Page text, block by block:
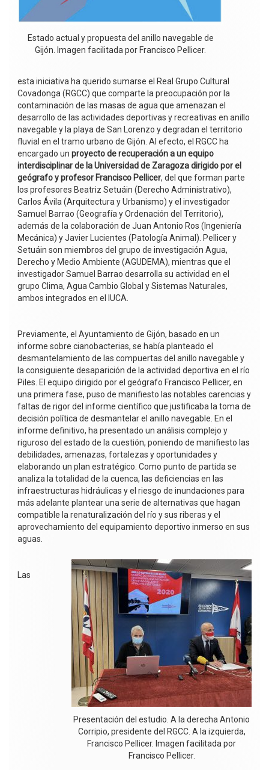
Estado actual y propuesta del anillo navegable de
Gijón. Imagen facilitada por Francisco Pellicer.
esta iniciativa ha querido sumarse el Real Grupo Cultural
Covadonga (RGCC) que comparte la preocupación por la
contaminación de las masas de agua que amenazan el
desarrollo de las actividades deportivas y recreativas en anillo
navegable y la playa de San Lorenzo y degradan el territorio
fluvial en el tramo urbano de Gijón. Al efecto, el RGCC ha
encargado un proyecto de recuperación a un equipo
interdisciplinar de la Universidad de Zaragoza dirigido por el
geógrafo y profesor Francisco Pellicer, del que forman parte
los profesores Beatriz Setuáin (Derecho Administrativo),
Carlos Ávila (Arquitectura y Urbanismo) y el investigador
Samuel Barrao (Geografía y Ordenación del Territorio),
además de la colaboración de Juan Antonio Ros (Ingeniería
Mecánica) y Javier Lucientes (Patología Animal). Pellicer y
Setuáin son miembros del grupo de investigación Agua,
Derecho y Medio Ambiente (AGUDEMA), mientras que el
investigador Samuel Barrao desarrolla su actividad en el
grupo Clima, Agua Cambio Global y Sistemas Naturales,
ambos integrados en el IUCA.
Previamente, el Ayuntamiento de Gijón, basado en un
informe sobre cianobacterias, se había planteado el
desmantelamiento de las compuertas del anillo navegable y
la consiguiente desaparición de la actividad deportiva en el río
Piles. El equipo dirigido por el geógrafo Francisco Pellicer, en
una primera fase, puso de manifiesto las notables carencias y
faltas de rigor del informe científico que justificaba la toma de
decisión política de desmantelar el anillo navegable. En el
informe definitivo, ha presentado un análisis complejo y
riguroso del estado de la cuestión, poniendo de manifiesto las
debilidades, amenazas, fortalezas y oportunidades y
elaborando un plan estratégico. Como punto de partida se
analiza la totalidad de la cuenca, las deficiencias en las
infraestructuras hidráulicas y el riesgo de inundaciones para
más adelante plantear una serie de alternativas que hagan
compatible la renaturalización del río y sus riberas y el
aprovechamiento del equipamiento deportivo inmerso en sus
aguas.
Presentación del estudio. A la derecha Antonio
Corripio, presidente del RGCC. A la izquierda,
Francisco Pellicer. Imagen facilitada por
Francisco Pellicer.
Las